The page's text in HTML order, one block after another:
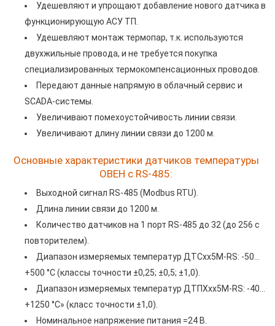
Удешевляют и упрощают добавление нового датчика в
функционирующую АСУ ТП.
Удешевляют монтаж термопар, т.к. используются
двухжильные провода, и не требуется покупка
специализированных термокомпенсационных проводов.
Передают данные напрямую в облачный сервис и
SCADA-системы.
Увеличивают помехоустойчивость линии связи.
Увеличивают длину линии связи до 1200 м.
Основные характеристики датчиков температуры
ОВЕН с RS-485:
Выходной сигнал RS-485 (Мodbus RTU).
Длина линии связи до 1200 м.
Количество датчиков на 1 порт RS-485 до 32 (до 256 с
повторителем).
Диапазон измеряемых температур ДТСхх5М-RS: -50…
+500 °С (классы точности ±0,25; ±0,5; ±1,0).
Диапазон измеряемых температур ДТПХхх5М-RS: -40…
+1250 °С» (класс точности ±1,0).
Номинальное напряжение питания =24 В.